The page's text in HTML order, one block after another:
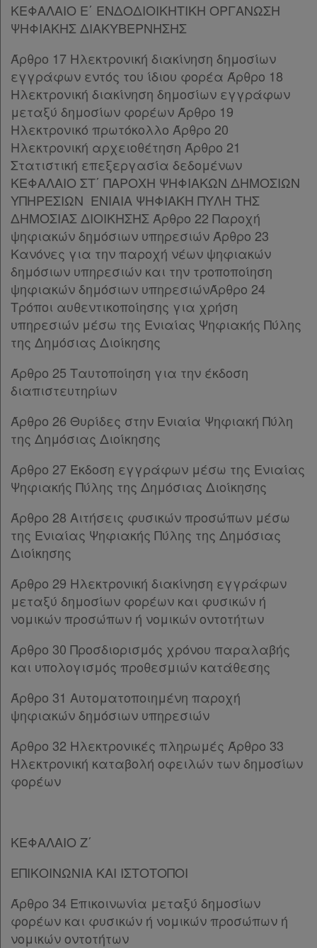
Παρ.6
Παρ.7
Άρθρο 11Α
[-]
Παρ.1
Παρ.2
Παρ.3
Παρ.4
ΚΕΦΑΛΑΙΟ Δ΄ [-]
Άρθρο 12 [-]
Παρ.1
Παρ.2
Άρθρο 13 [-]
Παρ.1
Παρ.2
Παρ.3
Παρ.4
Παρ.5
Παρ.6
Άρθρο 14 [-]
Παρ.1
Παρ.2
Παρ.3
Άρθρο 15 [-]
Παρ.1
Άρθρο 16 [-]
Παρ.1
Παρ.2
ΚΕΦΑΛΑΙΟ Ε' [-]
Άρθρο 17
[-]
Παρ.2
Άρθρο 18 [-]
Παρ.1
Παρ.3
Παρ.4
Άρθρο 19
Παρ.1
Παρ.2
Παρ.3
Παρ.4
Άρθρο 20
Παρ.4
Άρθρο 21 [-]
Παρ.1
Παρ.2
Παρ.3
ΚΕΦΑΛΑΙΟ ΣΤ'
ΚΕΦΑΛΑΙΟ Ε΄ ΕΝΔΟΔΙΟΙΚΗΤΙΚΗ ΟΡΓΑΝΩΣΗ
ΨΗΦΙΑΚΗΣ ΔΙΑΚΥΒΕΡΝΗΣΗΣ
Άρθρο 17 Ηλεκτρονική διακίνηση δημοσίων
εγγράφων εντός του ίδιου φορέα Άρθρο 18
Ηλεκτρονική διακίνηση δημοσίων εγγράφων
μεταξύ δημοσίων φορέων Άρθρο 19
Ηλεκτρονικό πρωτόκολλο Άρθρο 20
Ηλεκτρονική αρχειοθέτηση Άρθρο 21
Στατιστική επεξεργασία δεδομένων
ΚΕΦΑΛΑΙΟ ΣΤ΄ ΠΑΡΟΧΗ ΨΗΦΙΑΚΩΝ ΔΗΜΟΣΙΩΝ
ΥΠΗΡΕΣΙΩΝ ΕΝΙΑΙΑ ΨΗΦΙΑΚΗ ΠΥΛΗ ΤΗΣ
ΔΗΜΟΣΙΑΣ ΔΙΟΙΚΗΣΗΣ Άρθρο 22 Παροχή
ψηφιακών δημόσιων υπηρεσιών Άρθρο 23
Κανόνες για την παροχή νέων ψηφιακών
δημόσιων υπηρεσιών και την τροποποίηση
ψηφιακών δημόσιων υπηρεσιώνΆρθρο 24
Τρόποι αυθεντικοποίησης για χρήση
υπηρεσιών μέσω της Ενιαίας Ψηφιακής Πύλης
της Δημόσιας Διοίκησης
Άρθρο 25 Ταυτοποίηση για την έκδοση
διαπιστευτηρίων
Άρθρο 26 Θυρίδες στην Ενιαία Ψηφιακή Πύλη
της Δημόσιας Διοίκησης
Άρθρο 27 Έκδοση εγγράφων μέσω της Ενιαίας
Ψηφιακής Πύλης της Δημόσιας Διοίκησης
Άρθρο 28 Αιτήσεις φυσικών προσώπων μέσω
της Ενιαίας Ψηφιακής Πύλης της Δημόσιας
Διοίκησης
Άρθρο 29 Ηλεκτρονική διακίνηση εγγράφων
μεταξύ δημοσίων φορέων και φυσικών ή
νομικών προσώπων ή νομικών οντοτήτων
Άρθρο 30 Προσδιορισμός χρόνου παραλαβής
και υπολογισμός προθεσμιών κατάθεσης
Άρθρο 31 Αυτοματοποιημένη παροχή
ψηφιακών δημόσιων υπηρεσιών
Άρθρο 32 Ηλεκτρονικές πληρωμές Άρθρο 33
Ηλεκτρονική καταβολή οφειλών των δημοσίων
φορέων
ΚΕΦΑΛΑΙΟ Ζ΄
ΕΠΙΚΟΙΝΩΝΙΑ ΚΑΙ ΙΣΤΟΤΟΠΟΙ
Άρθρο 34 Επικοινωνία μεταξύ δημοσίων
φορέων και φυσικών ή νομικών προσώπων ή
νομικών οντοτήτων